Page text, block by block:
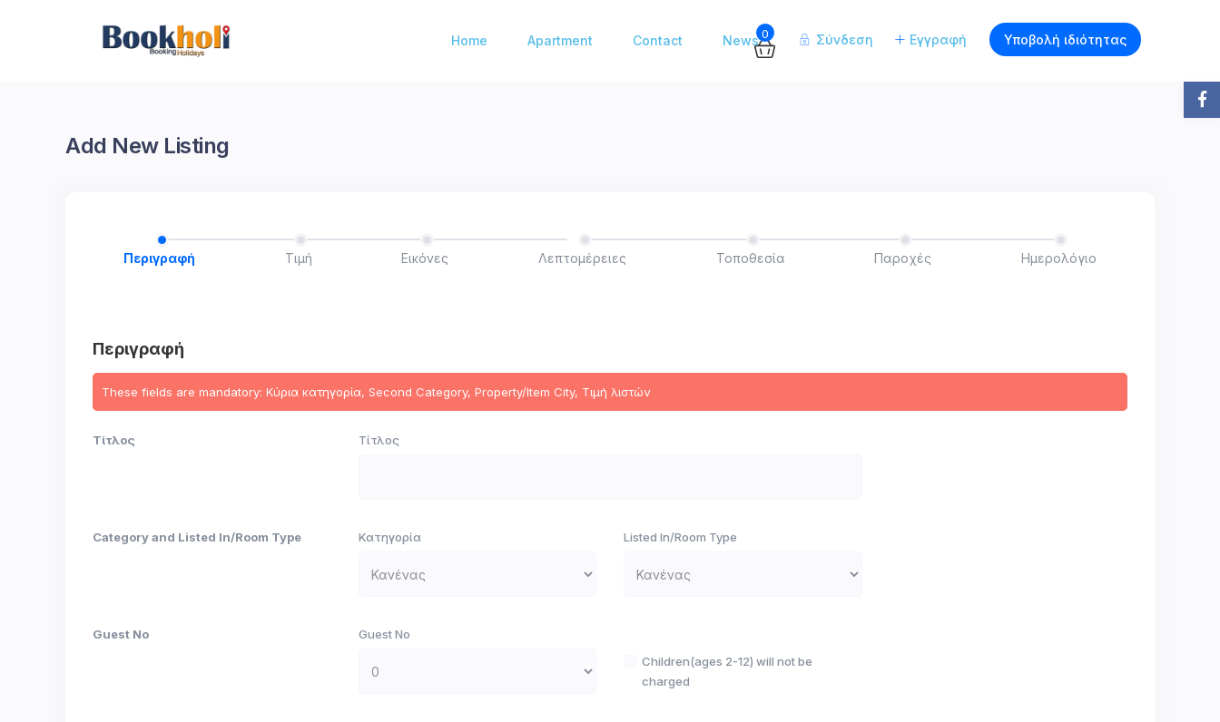
0 Σύνδεση Εγγραφή Υποβολή ιδιότητας
Home Apartment Contact News
Add New Listing
Περιγραφή Τιμή Εικόνες Λεπτομέρειες Τοποθεσία Παροχές Ημερολόγιο
Περιγραφή
These fields are mandatory: Κύρια κατηγορία, Second Category, Property/Item City, Τιμή λιστών
Τίτλος Τίτλος
Category and Listed In/Room Type Κατηγορία Listed In/Room Type
Guest No
Guest No
Children(ages 2-12) will not be
charged